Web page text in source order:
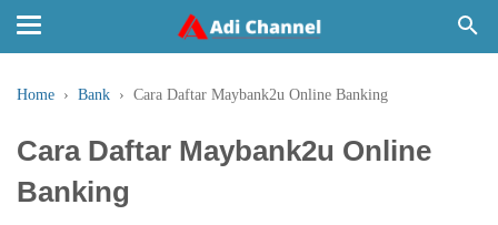
Home › Bank › Cara Daftar Maybank2u Online Banking
Cara Daftar Maybank2u Online
Banking